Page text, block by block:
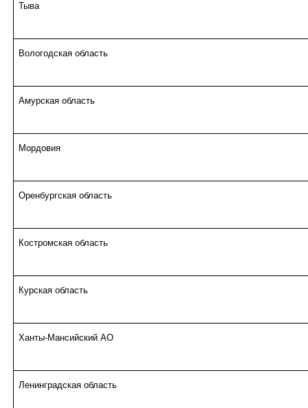
Тыва
Вологодская область
Амурская область
Мордовия
Оренбургская область
Костромская область
Курская область
Ханты-Мансийский АО
Ленинградская область